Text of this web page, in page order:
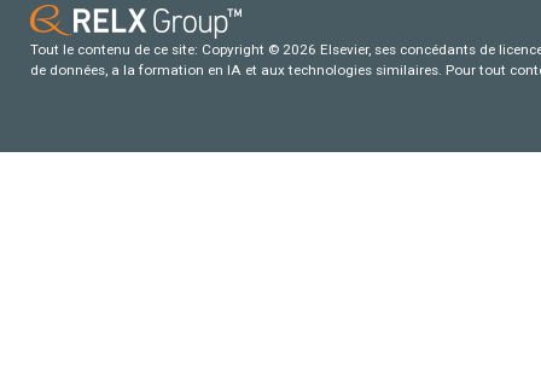
Tout le contenu de ce site: Copyright © 2026 Elsevier, ses concédants de
de données, a la formation en IA et aux technologies similaires. Pour tout